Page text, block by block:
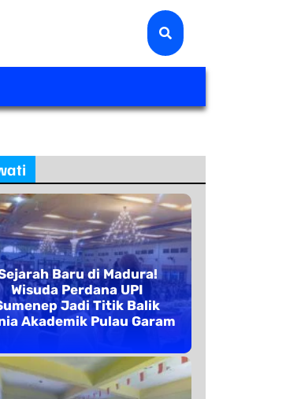
Baru di Madura!
Wisuda Perdana UPI
Jadi Titik Balik
Akademik Pulau Garam